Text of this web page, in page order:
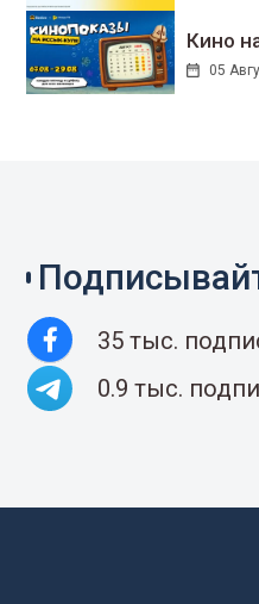
Кино
05
35 тыс.
0.9 тыс.